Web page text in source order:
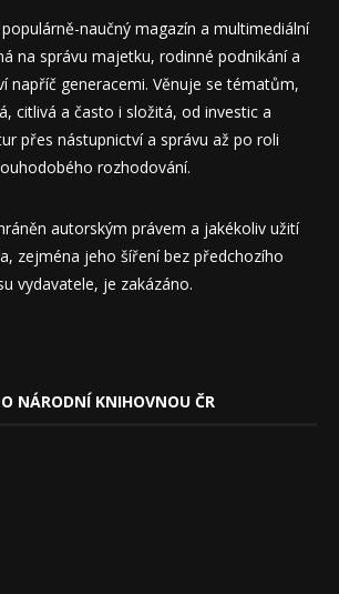
naučný magazín a multimediální
na správu majetku, rodinné podnikání a
napříč generacemi. Věnuje se tématům,
citlivá a často i složitá, od investic a
přes nástupnictví a správu až po roli
rozhodování.
autorským právem a jakékoliv užití
zejména jeho šíření bez předchozího
vydavatele, je zakázáno.
NÁRODNÍ KNIHOVNOU ČR